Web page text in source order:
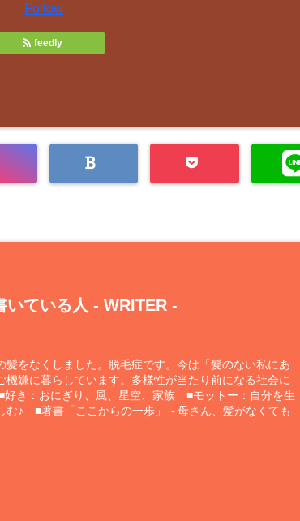
Follow
feedly
いている人 - WRITER -
髪をなくしました。脱毛症です。今は「髪のない私にあ
機嫌に暮らしています。多様性が当たり前になる社会に
好き：おにぎり、風、星空、家族 ■モットー：自分を生
む♪ ■著書「ここからの一歩」～母さん、髪がなくても